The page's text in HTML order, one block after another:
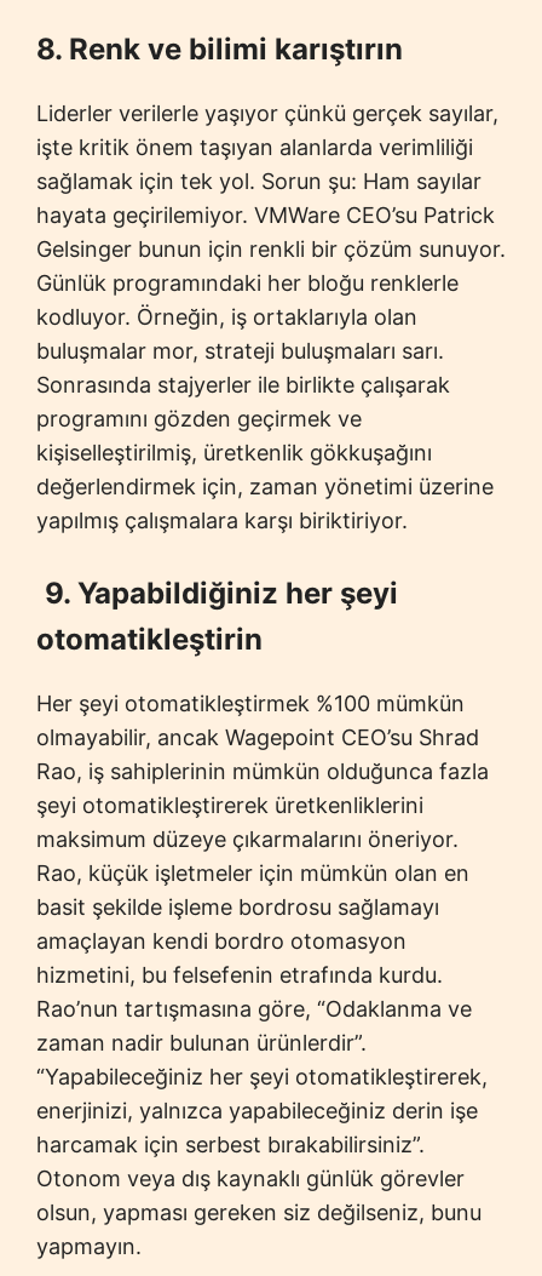
8. Renk ve bilimi karıştırın
Liderler verilerle yaşıyor çünkü gerçek sayılar,
işte kritik önem taşıyan alanlarda verimliliği
sağlamak için tek yol. Sorun şu: Ham sayılar
hayata geçirilemiyor. VMWare CEO’su Patrick
Gelsinger bunun için renkli bir çözüm sunuyor.
Günlük programındaki her bloğu renklerle
kodluyor. Örneğin, iş ortaklarıyla olan
buluşmalar mor, strateji buluşmaları sarı.
Sonrasında stajyerler ile birlikte çalışarak
programını gözden geçirmek ve
kişiselleştirilmiş, üretkenlik gökkuşağını
değerlendirmek için, zaman yönetimi üzerine
yapılmış çalışmalara karşı biriktiriyor.
9. Yapabildiğiniz her şeyi
otomatikleştirin
Her şeyi otomatikleştirmek %100 mümkün
olmayabilir, ancak Wagepoint CEO’su Shrad
Rao, iş sahiplerinin mümkün olduğunca fazla
şeyi otomatikleştirerek üretkenliklerini
maksimum düzeye çıkarmalarını öneriyor.
Rao, küçük işletmeler için mümkün olan en
basit şekilde işleme bordrosu sağlamayı
amaçlayan kendi bordro otomasyon
hizmetini, bu felsefenin etrafında kurdu.
Rao’nun tartışmasına göre, “Odaklanma ve
zaman nadir bulunan ürünlerdir”.
“Yapabileceğiniz her şeyi otomatikleştirerek,
enerjinizi, yalnızca yapabileceğiniz derin işe
harcamak için serbest bırakabilirsiniz”.
Otonom veya dış kaynaklı günlük görevler
olsun, yapması gereken siz değilseniz, bunu
yapmayın.